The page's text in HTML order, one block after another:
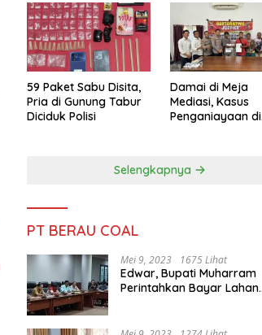
Didorong Tuntas
Lewat Mediasi
59 Paket Sabu Disita,
Pria di Gunung Tabur
Diciduk Polisi
Damai di Meja
Mediasi, Kasus
Penganiayaan di
Selengkapnya
PT BERAU COAL
Mei 9, 2023 1675 Lihat
Edwar, Bupati Muharram
Perintahkan Bayar Lahan